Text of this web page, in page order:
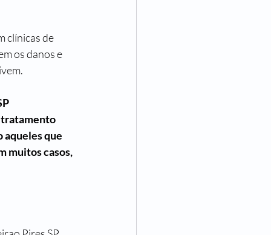
clínicas de
os danos e
tratamento
aqueles que
muitos casos,